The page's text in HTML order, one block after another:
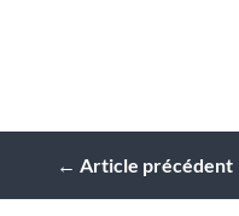
← Article précédent